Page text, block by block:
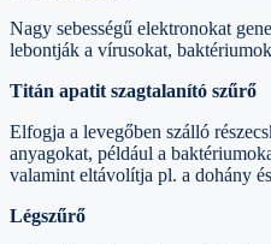
Nagy sebességű elektronokat
lebontják a vírusokat,
Titán apatit szagtalanító szűrő
Elfogja a levegőben szálló
anyagokat, például a
valamint eltávolítja pl. a dohány
Légszűrő